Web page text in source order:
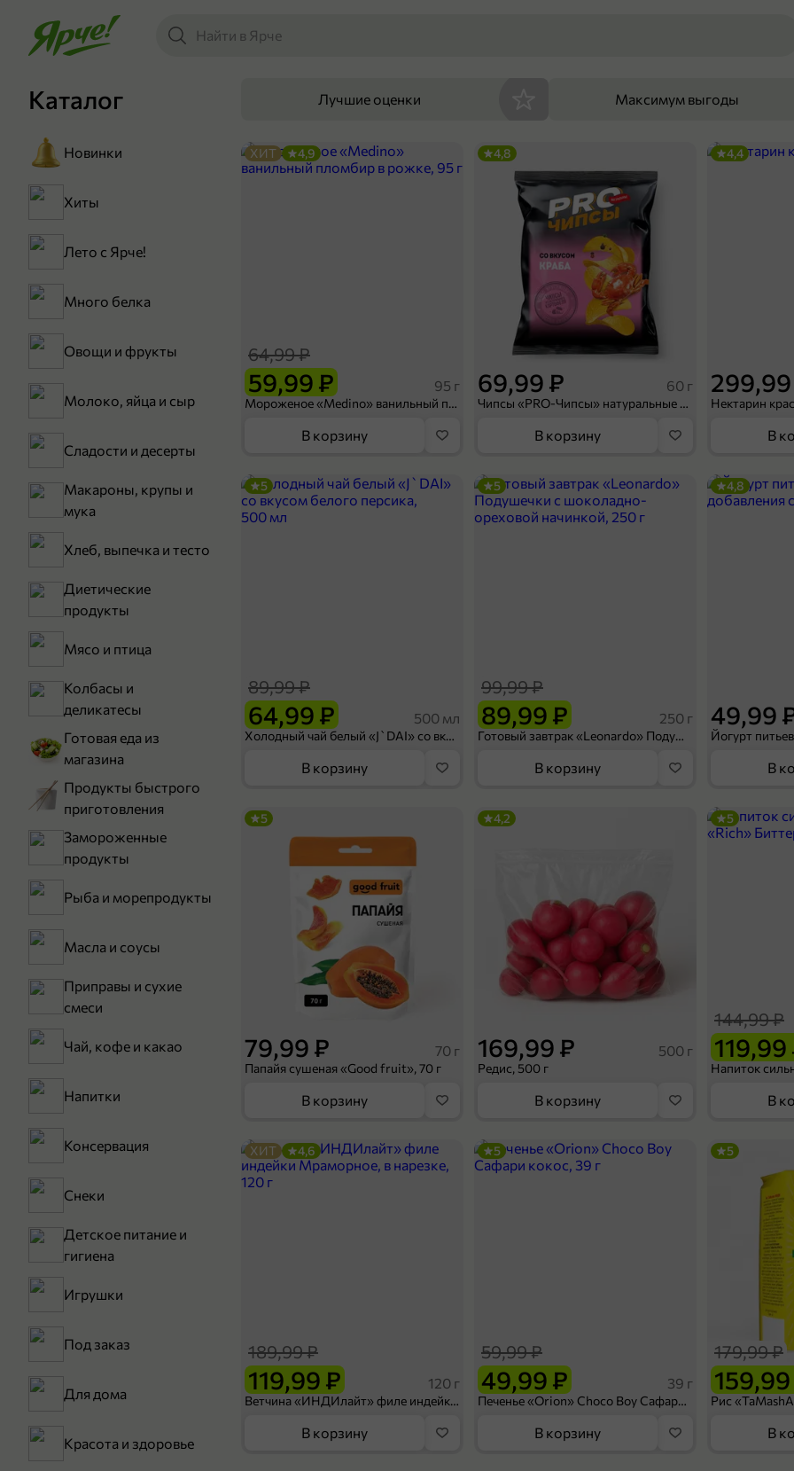
Каталог
Новинки
Хиты
Лето с Ярче!
Много белка
Овощи и фрукты
Молоко, яйца и сыр
Сладости и десерты
Макароны, крупы и
мука
Хлеб, выпечка и тесто
Диетические
продукты
Мясо и птица
Колбасы и
деликатесы
Готовая еда из
магазина
Продукты быстрого
приготовления
Замороженные
продукты
Рыба и морепродукты
Масла и соусы
Приправы и сухие
смеси
Чай, кофе и какао
Напитки
Консервация
Снеки
Детское питание и
гигиена
Игрушки
Под заказ
Для дома
Красота и здоровье
Лучшие оценки Максимум выгоды
59,99 ₽
64,99 ₽
95 г
Мороженое «Medino» ванильный пломбир в рожке, 95 г
ХИТ 4,9
В корзину
69,99 ₽ 60 г
Чипсы «PRO-Чипсы» натуральные картофельные со вкусом краба, 60 г
4,8
В корзину
Нектарин
4,4
В
64,99 ₽
89,99 ₽
500 мл
Холодный чай белый «J`DAI» со вкусом белого персика, 500 мл
5
В корзину
89,99 ₽
99,99 ₽
250 г
Готовый завтрак «Leonardo» Подушечки с шоколадно-ореховой начинкой, 250 г
5
В корзину
49,99
4,8
В
79,99 ₽ 70 г
Папайя сушеная «Good fruit», 70 г
5
В корзину
169,99 ₽ 500 г
Редис, 500 г
4,2
В корзину
119,99
144,99 ₽
5
В
119,99 ₽
189,99 ₽
120 г
Ветчина «ИНДИлайт» филе индейки Мраморное, в нарезке, 120 г
ХИТ 4,6
В корзину
49,99 ₽
59,99 ₽
39 г
Печенье «Orion» Choco Boy Сафари кокос, 39 г
5
В корзину
179,99 ₽
5
В